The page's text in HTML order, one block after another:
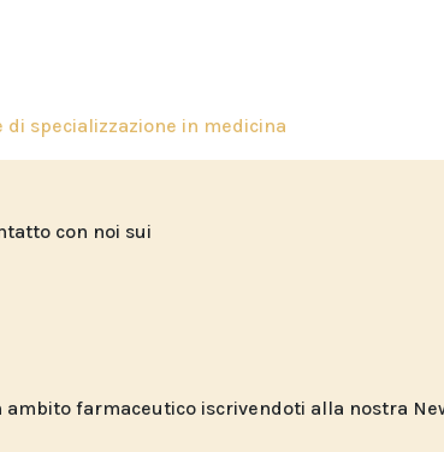
di specializzazione in medicina
con noi sui
farmaceutico iscrivendoti alla nostra